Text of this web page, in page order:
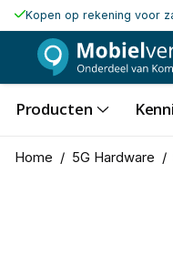
Kopen op rekening voor
Producten
Home / 5G Hardware /